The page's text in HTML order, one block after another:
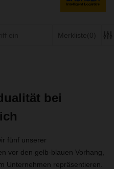
Merkliste(0)
bei
fünf unserer
vor den gelb-blauen Vorhang,
Unternehmen repräsentieren.